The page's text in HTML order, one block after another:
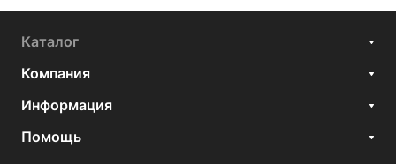
Каталог
Компания
Информация
Помощь